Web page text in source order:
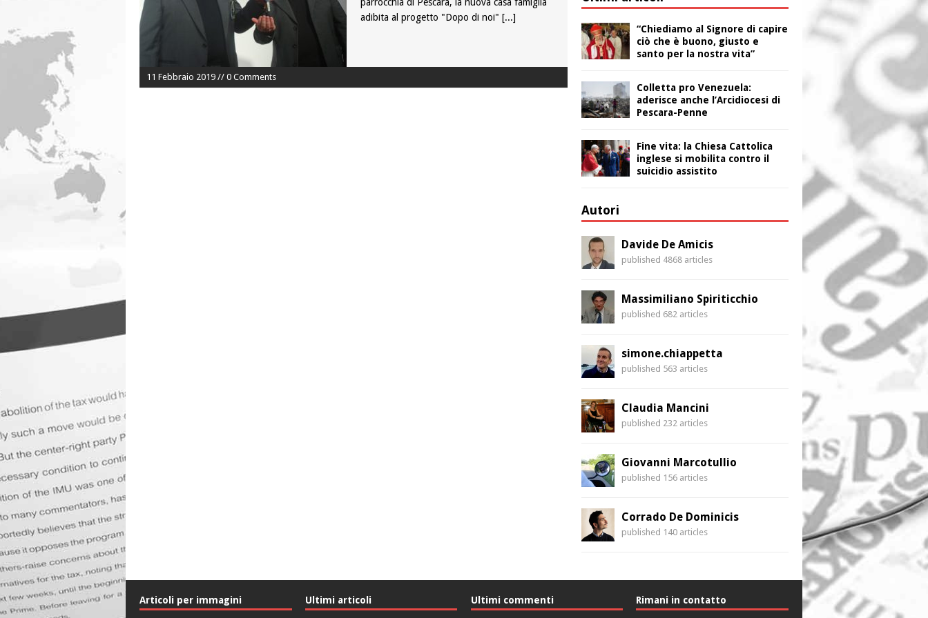
adibita al progetto "Dopo di noi" [...]
11 Febbraio 2019 // 0 Comments
“Chiediamo al Signore di capire
ciò che è buono, giusto e
santo per la nostra vita”
Colletta pro Venezuela:
aderisce anche l’Arcidiocesi di
Pescara-Penne
Fine vita: la Chiesa Cattolica
inglese si mobilita contro il
suicidio assistito
Autori
Davide De Amicis
published 4868 articles
Massimiliano Spiriticchio
published 682 articles
simone.chiappetta
published 563 articles
Claudia Mancini
published 232 articles
Giovanni Marcotullio
published 156 articles
Corrado De Dominicis
published 140 articles
Articoli per immagini Ultimi articoli Ultimi commenti Rimani in contatto